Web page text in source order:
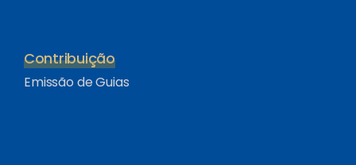
Contribuição
Emissão de Guias